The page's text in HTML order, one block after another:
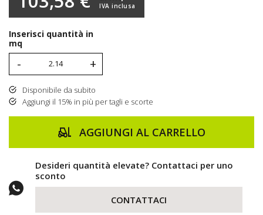
IVA inclusa
Inserisci quantità in
mq
- +
Disponibile da subito
Aggiungi il 15% in più per tagli e scorte
AGGIUNGI AL CARRELLO
Desideri quantità elevate? Contattaci per uno
sconto
CONTATTACI